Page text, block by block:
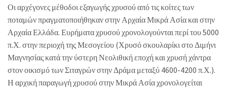
Οι αρχέγονες μέθοδοι εξαγωγής χρυσού από τις κοίτες των
ποταμών πραγματοποιήθηκαν στην Αρχαία Μικρά Ασία και στην
Αρχαία Ελλάδα. Ευρήματα χρυσού χρονολογούνται περί του 5000
π.Χ. στην περιοχή της Μεσογείου (Χρυσό σκουλαρίκι στο Διμήνι
Μαγνησίας κατά την ύστερη Νεολιθική εποχή και χρυσή χάντρα
στον οικισμό των Σιταγρών στην Δράμα μεταξύ 4600-4200 π.Χ.).
Η αρχική παραγωγή χρυσού στην Μικρά Ασία χρονολογείται